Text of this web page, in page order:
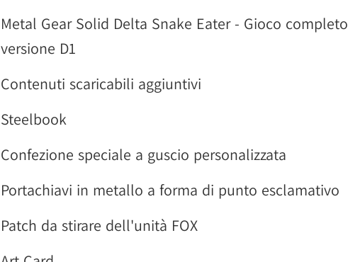
Metal Gear Solid Delta Snake Eater - Gioco completo
versione D1
Contenuti scaricabili aggiuntivi
Steelbook
Confezione speciale a guscio personalizzata
Portachiavi in metallo a forma di punto esclamativo
Patch da stirare dell'unità FOX